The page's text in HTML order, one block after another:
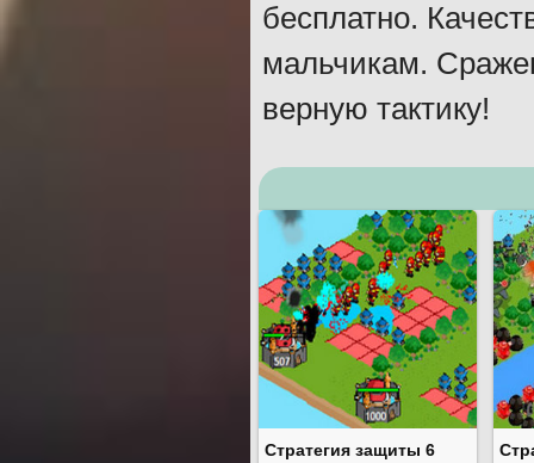
бесплатно.
мальчикам.
верную тактику!
Стратегия защиты 6